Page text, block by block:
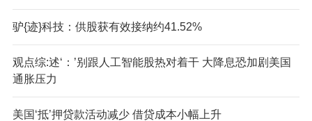
驴{迹}科技：供股获有效接纳约41.52%
观点综:述‘：’别跟人工智能股热对着干 大降息恐加剧美国
通胀压力
美国‘抵’押贷款活动减少 借贷成本小幅上升